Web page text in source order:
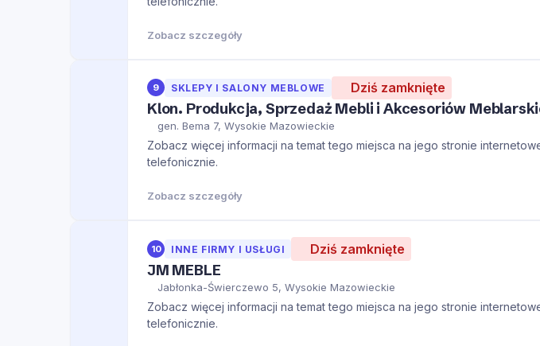
Zobacz szczegóły
9 SKLEPY I SALONY MEBLOWE Dziś zamknięte
Klon. Produkcja, Sprzedaż Mebli i Akcesoriów
gen. Bema 7, Wysokie Mazowieckie
Zobacz więcej informacji na temat tego miejsca na jego stronie
telefonicznie.
Zobacz szczegóły
10 INNE FIRMY I USŁUGI Dziś zamknięte
JM MEBLE
Jabłonka-Świerczewo 5, Wysokie Mazowieckie
Zobacz więcej informacji na temat tego miejsca na jego stronie
telefonicznie.